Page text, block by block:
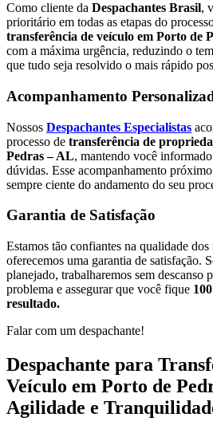
Como cliente da Despachantes Brasil,
prioritário em todas as etapas do
transferência de veículo em Porto de
com a máxima urgência, reduzindo o
que tudo seja resolvido o mais rápido
Acompanhamento
Nossos Despachantes Especialistas
processo de transferência de
Pedras – AL, mantendo você
dúvidas. Esse acompanhamento
sempre ciente do andamento do seu
Garantia de Satisfação
Estamos tão confiantes na qualidade dos
oferecemos uma garantia de satisfação.
planejado, trabalharemos sem descanso
problema e assegurar que você fique
resultado.
Falar com um despachante!
Despachante para
Veículo em Porto de
Agilidade e